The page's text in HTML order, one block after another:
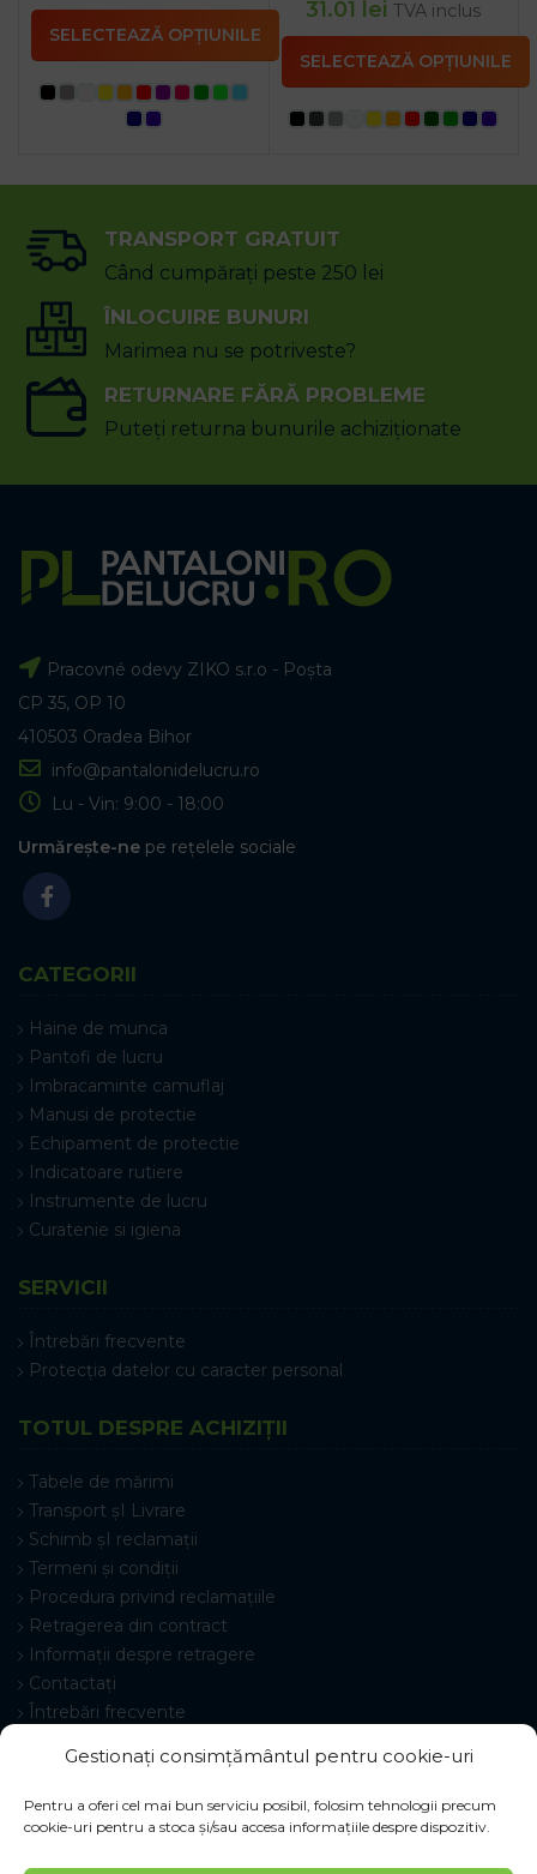
Gestionați consimțământul pentru cookie-uri
Pentru a oferi cel mai bun serviciu posibil, folosim tehnologii precum
cookie-uri pentru a stoca și/sau accesa informațiile despre dispozitiv.
SELECTEAZĂ OPȚIUNILE
31.01 lei TVA inclus
SELECTEAZĂ OPȚIUNILE
TRANSPORT GRATUIT
Când cumpărați peste 250 lei
ÎNLOCUIRE BUNURI
Marimea nu se potriveste?
RETURNARE FĂRĂ PROBLEME
Puteți returna bunurile achiziționate
Pracovné odevy ZIKO s.r.o - Poșta
CP 35, OP 10
410503 Oradea Bihor
info@pantalonidelucru.ro
Lu - Vin: 9:00 - 18:00
Urmărește-ne pe rețelele sociale
CATEGORII
Haine de munca
Pantofi de lucru
Imbracaminte camuflaj
Manusi de protectie
Echipament de protectie
Indicatoare rutiere
Instrumente de lucru
Curatenie si igiena
SERVICII
Întrebări frecvente
Protecția datelor cu caracter personal
TOTUL DESPRE ACHIZIȚII
Tabele de mărimi
Transport șI Livrare
Schimb șI reclamații
Termeni și condiții
Procedura privind reclamațiile
Retragerea din contract
Informații despre retragere
Contactați
Întrebări frecvente